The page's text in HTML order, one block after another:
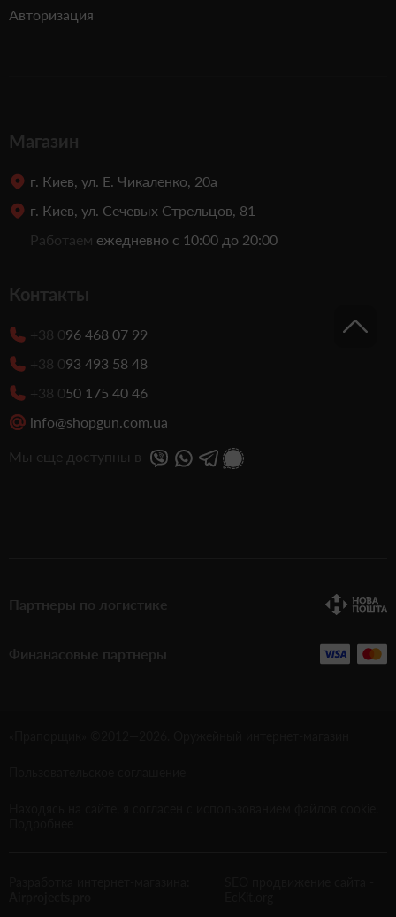
Авторизация
Магазин
г. Киев, ул. Е. Чикаленко, 20а
г. Киев, ул. Сечевых Стрельцов, 81
Работаем ежедневно с 10:00 до 20:00
Контакты
+38 096 468 07 99
+38 093 493 58 48
+38 050 175 40 46
info@shopgun.com.ua
Мы еще доступны в
Партнеры по логистике
Финанасовые партнеры